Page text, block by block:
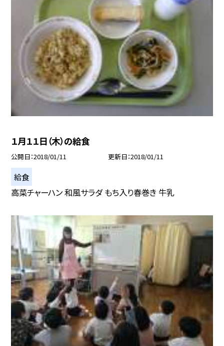
１月１１日（木）の給食
公開日 2018/01/11 更新日 2018/01/11
給食
高菜チャーハン 和風サラダ もち入り春巻き 牛乳